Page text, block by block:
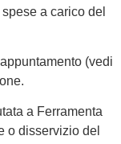
a carico del
(vedi
a Ferramenta
o disservizio del